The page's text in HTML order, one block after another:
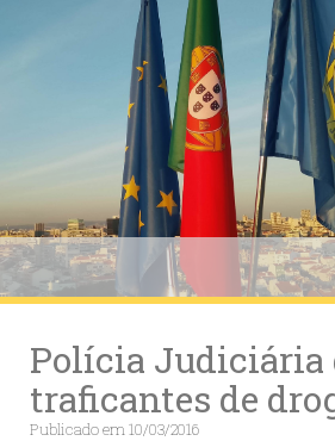
Polícia Judiciária
traficantes de
Publicado em10/03/2016